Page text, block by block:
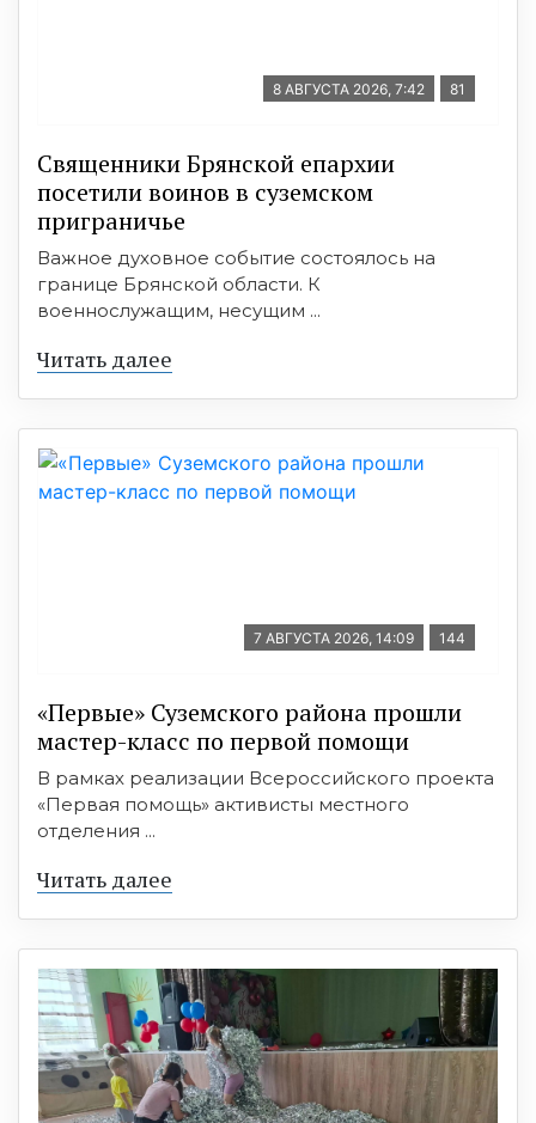
8 АВГУСТА 2026, 7:42 81
Священники Брянской епархии
посетили воинов в суземском
приграничье
Важное духовное событие состоялось на
границе Брянской области. К
военнослужащим, несущим ...
Читать далее
7 АВГУСТА 2026, 14:09 144
«Первые» Суземского района прошли
мастер-класс по первой помощи
В рамках реализации Всероссийского проекта
«Первая помощь» активисты местного
отделения ...
Читать далее